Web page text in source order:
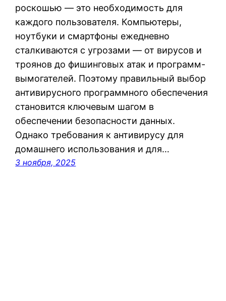
роскошью — это необходимость для
каждого пользователя. Компьютеры,
ноутбуки и смартфоны ежедневно
сталкиваются с угрозами — от вирусов и
троянов до фишинговых атак и программ-
вымогателей. Поэтому правильный выбор
антивирусного программного обеспечения
становится ключевым шагом в
обеспечении безопасности данных.
Однако требования к антивирусу для
домашнего использования и для…
3 ноября, 2025